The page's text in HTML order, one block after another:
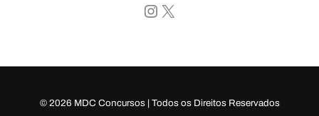
Instagram
X
© 2026 MDC Concursos | Todos os Direitos Reservados